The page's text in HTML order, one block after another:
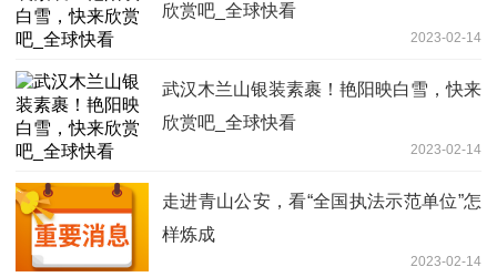
欣赏吧_全球快看
2023-02-14
武汉木兰山银装素裹！艳阳映白雪，快来
欣赏吧_全球快看
2023-02-14
走进青山公安，看“全国执法示范单位”怎
样炼成
2023-02-14